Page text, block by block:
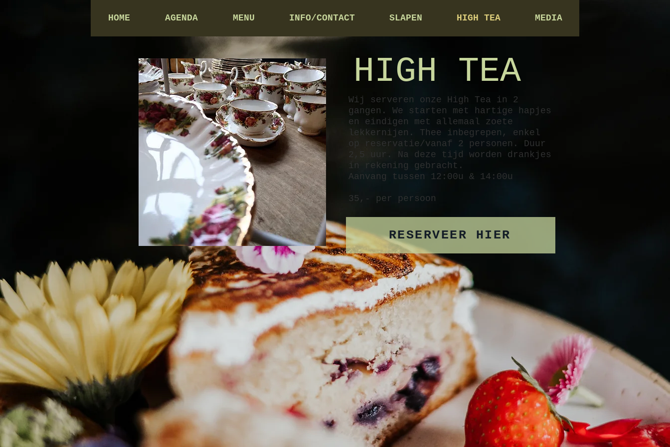
HOME AGENDA MENU INFO/CONTACT SLAPEN HIGH TEA MEDIA
HIGH TEA
Wij serveren onze High Tea in 2
gangen. We starten met hartige hapjes
en eindigen met allemaal zoete
lekkernijen. Thee inbegrepen, enkel
op reservatie/vanaf 2 personen. Duur
2,5 uur. Na deze tijd worden drankjes
in rekening gebracht.
Aanvang tussen 12:00u & 14:00u
35,- per persoon
RESERVEER HIER